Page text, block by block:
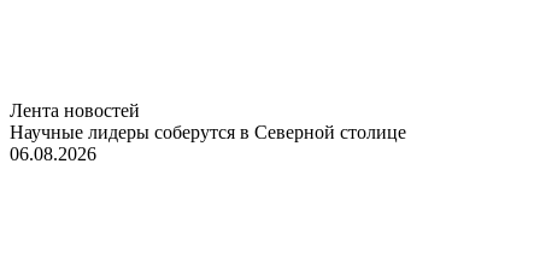
Лента новостей
Научные лидеры соберутся в Северной столице
06.08.2026